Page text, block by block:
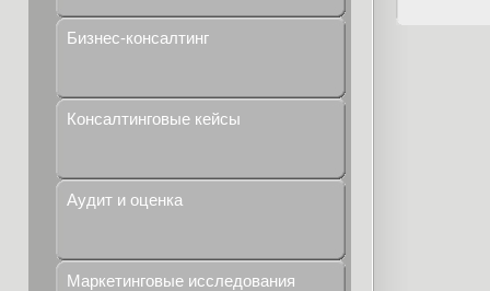
Бизнес-консалтинг
Консалтинговые кейсы
Аудит и оценка
Маркетинговые исследования